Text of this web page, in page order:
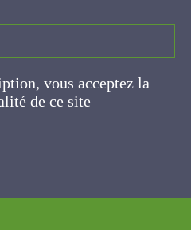
vous acceptez la
de ce site